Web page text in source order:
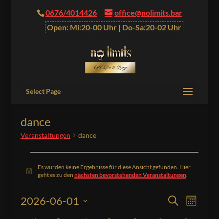
0676/4014426
office@nolimits.bar
Open: Mi:20-00 Uhr | Do-Sa:20-02 Uhr
Select Page
dance
Veranstaltungen dance
Hinweis
Es wurden keine Ergebnisse für diese Ansicht gefunden. Hier
geht es zu dennächsten bevorstehenden Veranstaltungen.
Suche
Monat
2026-06-01